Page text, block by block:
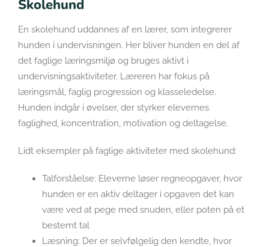
Skolehund
En skolehund uddannes af en lærer, som integrerer
hunden i undervisningen. Her bliver hunden en del af
det faglige læringsmiljø og bruges aktivt i
undervisningsaktiviteter. Læreren har fokus på
læringsmål, faglig progression og klasseledelse.
Hunden indgår i øvelser, der styrker elevernes
faglighed, koncentration, motivation og deltagelse.
Lidt eksempler på faglige aktiviteter med skolehund:
Talforståelse: Eleverne løser regneopgaver, hvor
hunden er en aktiv deltager i opgaven det kan
være ved at pege med snuden, eller poten på et
bestemt tal
Læsning: Der er selvfølgelig den kendte, hvor